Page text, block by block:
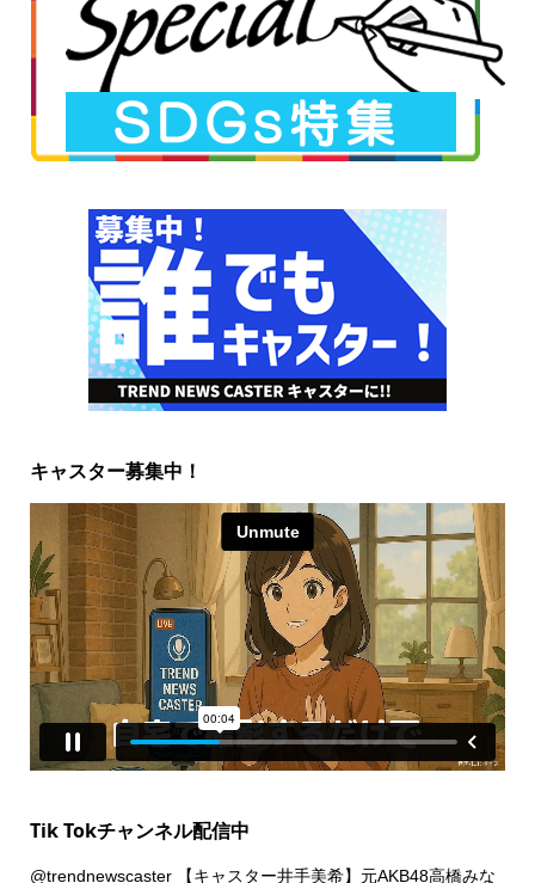
キャスター募集中！
Tik Tokチャンネル配信中
@trendnewscaster【キャスター井手美希】元AKB48高橋みな